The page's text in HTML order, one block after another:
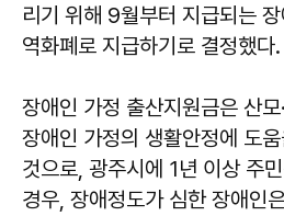
리기 위해 9월부터 지급되는
역화폐로 지급하기로 결정했다.
장애인 가정 출산지원금은 산
장애인 가정의 생활안정에 도
것으로, 광주시에 1년 이상 주
경우, 장애정도가 심한 장애인